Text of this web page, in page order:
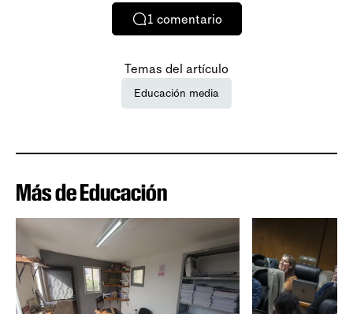
1 comentario
Temas del artículo
Educación media
Más de Educación